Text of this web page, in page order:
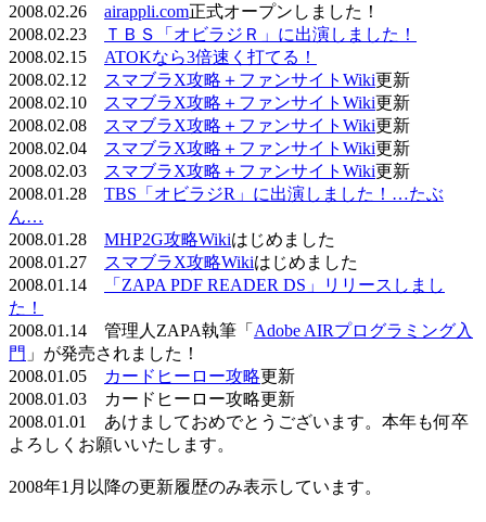
2008.02.26 airappli.com正式オープンしました！
2008.02.23
ＴＢＳ「オビラジＲ」に出演しました！
2008.02.15 ATOKなら3倍速く打てる！
2008.02.12
スマブラX攻略＋ファンサイトWiki更新
2008.02.10
スマブラX攻略＋ファンサイトWiki更新
2008.02.08
スマブラX攻略＋ファンサイトWiki更新
2008.02.04
スマブラX攻略＋ファンサイトWiki更新
2008.02.03
スマブラX攻略＋ファンサイトWiki更新
2008.01.28 TBS「オビラジR」に出演しました！…たぶ
ん…
2008.01.28 MHP2G攻略Wikiはじめました
2008.01.27
スマブラX攻略Wikiはじめました
2008.01.14
「ZAPA PDF READER DS」リリースしまし
た！
2008.01.14 管理人ZAPA執筆「 Adobe AIRプログラミング入
門 」が発売されました！
2008.01.05
カードヒーロー攻略更新
2008.01.03 カードヒーロー攻略更新
2008.01.01 あけましておめでとうございます。本年も何卒
よろしくお願いいたします。
2008年1月以降の更新履歴のみ表示しています。